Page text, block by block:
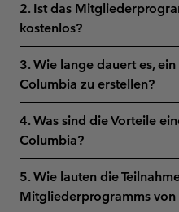
2. Ist das
kostenlos?
3. Wie lange dauert es,
Columbia zu erstellen?
4. Was sind die Vorteile
Columbia?
5. Wie lauten die
Mitgliederprogramms von